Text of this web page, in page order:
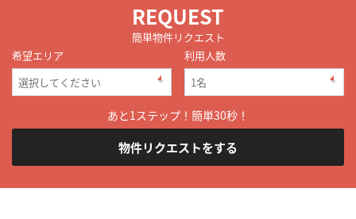
REQUEST
簡単物件リクエスト
希望エリア
利用人数
あと1ステップ！簡単30秒！
物件リクエストをする